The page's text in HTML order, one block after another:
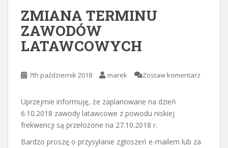
ZMIANA TERMINU
ZAWODÓW
LATAWCOWYCH
7th październik 2018 marek Zostaw komentarz
Uprzejmie informuję, że zaplanowane na dzień
6.10.2018 zawody latawcowe z powodu niskiej
frekwencji są przełożone na 27.10.2018 r.
Bardzo proszę o przysyłanie zgłoszeń e-mailem lub za